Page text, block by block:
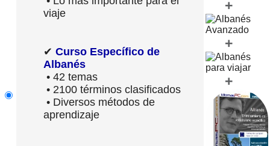
viaje
✔ Curso Específico de
Albanés
• 42 temas
• 2100 términos clasificados
• Diversos métodos de
aprendizaje
+
+
+